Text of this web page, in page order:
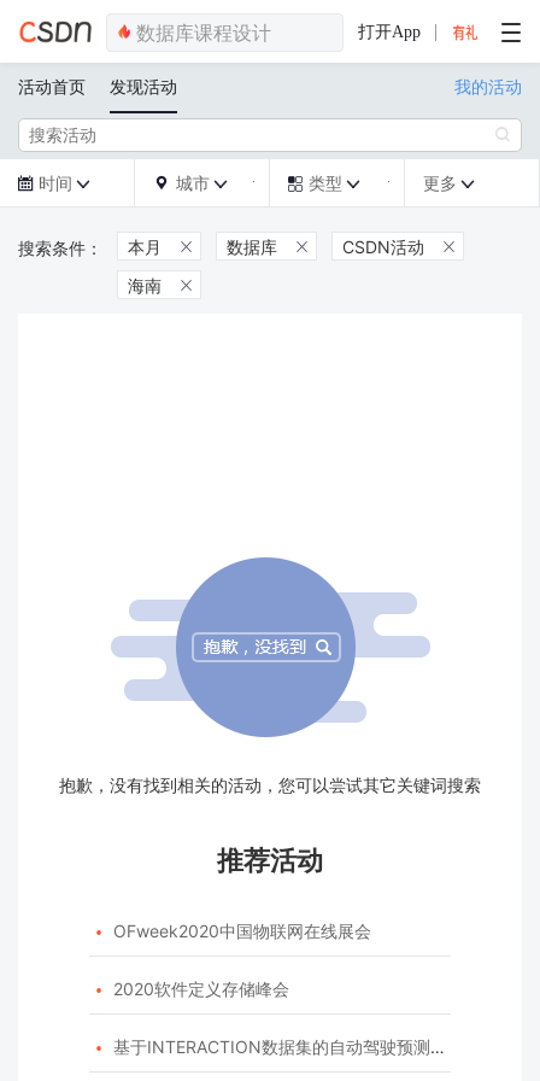
打开App
活动首页 发现活动 我的活动

 时间   城市   类型  更多 
本月  数据库  CSDN活动 
海南 
抱歉，没有找到相关的活动，您可以尝试其它关键词搜索
推荐活动
 OFweek2020中国物联网在线展会
 2020软件定义存储峰会
 基于INTERACTION数据集的自动驾驶预测模型挑战赛